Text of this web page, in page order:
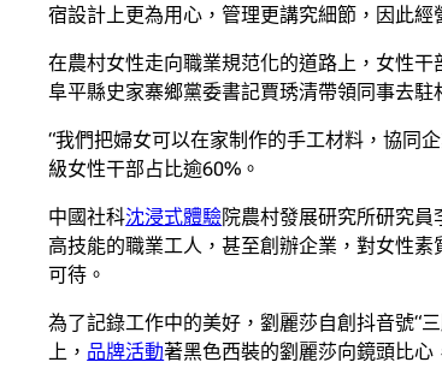
宿設計上更為用心，管理更講究細節，因此經
在農村女性走向職業規范化的道路上，女性干
阜平縣史家寨鄉黨委書記賈琇清帶領同事去
“我們把婦女可以在家制作的手工材料，協同
級女性干部占比逾60%。
中國社科沈浸式體驗院農村發展研究所研究
高技能的職業工人，甚至創辦企業，對女性
可待。
為了記錄工作中的美好，劉麗莎自創抖音號“
上， 品牌活動著黑色西裝的劉麗莎向鏡頭比心